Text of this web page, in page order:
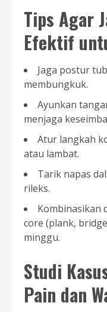
Tips Agar
Efektif
Jaga postur
membungkuk.
Ayunkan
menjaga
Atur langkah
atau lambat.
Tarik napas
rileks.
Kombinasikan
core (plank,
minggu.
Studi
Pain dan